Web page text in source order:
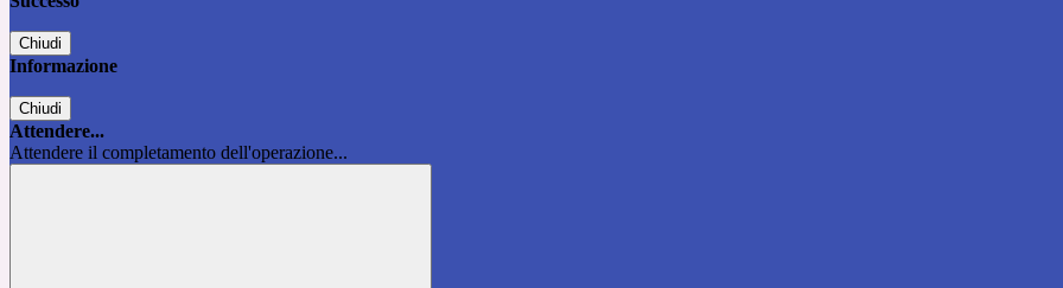
Chiudi
Informazione
Chiudi
Attendere...
Attendere il completamento dell'operazione...